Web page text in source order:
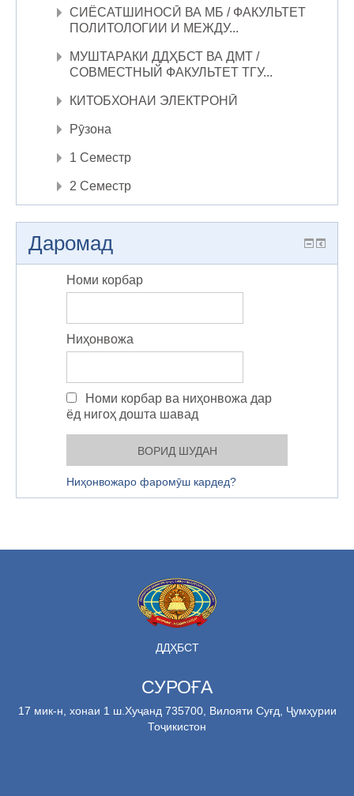
СИЁСАТШИНОСӢ ВА МБ / ФАКУЛЬТЕТ
ПОЛИТОЛОГИИ И МЕЖДУ...
МУШТАРАКИ ДДҲБСТ ВА ДМТ /
СОВМЕСТНЫЙ ФАКУЛЬТЕТ ТГУ...
КИТОБХОНАИ ЭЛЕКТРОНӢ
Рӯзона
1 Семестр
2 Семестр
Даромад
Номи корбар
Ниҳонвожа
Номи корбар ва ниҳонвожа дар
ёд нигоҳ дошта шавад
Ниҳонвожаро фаромӯш кардед?
ДДҲБСТ
СУРОҒА
17 мик-н, хонаи 1 ш.Хуҷанд 735700, Вилояти Суғд, Ҷумҳурии
Тоҷикистон